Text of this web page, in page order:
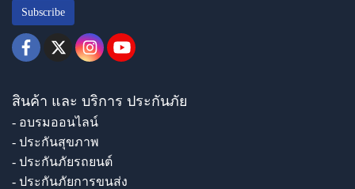
Subscribe
สินค้า และ บริการ ประกันภัย
- อบรมออนไลน์
- ประกันสุขภาพ
- ประกันภัยรถยนต์
- ประกันภัยการขนส่ง